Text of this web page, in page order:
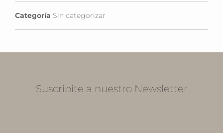
Categoría Sin categorizar
Suscribite a nuestro Newsletter